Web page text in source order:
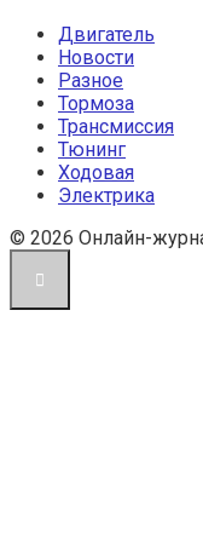
Двигатель
Новости
Разное
Тормоза
Трансмиссия
Тюнинг
Ходовая
Электрика
© 2026 Онлайн-